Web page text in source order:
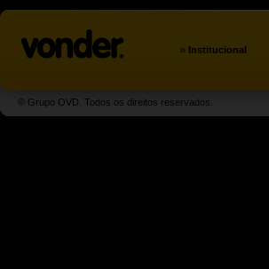
» Institucional
© Grupo OVD. Todos os direitos reservados.